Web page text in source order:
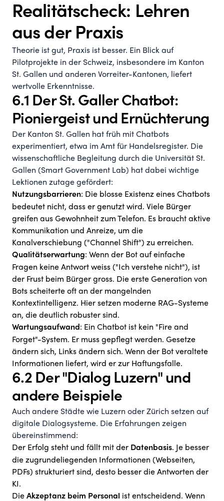
Realitätscheck: Lehren
aus der Praxis
Theorie ist gut, Praxis ist besser. Ein Blick auf
Pilotprojekte in der Schweiz, insbesondere im Kanton
St. Gallen und anderen Vorreiter-Kantonen, liefert
wertvolle Erkenntnisse.
6.1 Der St. Galler Chatbot:
Pioniergeist und Ernüchterung
Der Kanton St. Gallen hat früh mit Chatbots
experimentiert, etwa im Amt für Handelsregister. Die
wissenschaftliche Begleitung durch die Universität St.
Gallen (Smart Government Lab) hat dabei wichtige
Lektionen zutage gefördert:
Nutzungsbarrieren: Die blosse Existenz eines Chatbots
bedeutet nicht, dass er genutzt wird. Viele Bürger
greifen aus Gewohnheit zum Telefon. Es braucht aktive
Kommunikation und Anreize, um die
Kanalverschiebung ("Channel Shift") zu erreichen.
Qualitätserwartung: Wenn der Bot auf einfache
Fragen keine Antwort weiss ("Ich verstehe nicht"), ist
der Frust beim Bürger gross. Die erste Generation von
Bots scheiterte oft an der mangelnden
Kontextintelligenz. Hier setzen moderne RAG-Systeme
an, die deutlich robuster sind.
Wartungsaufwand : Ein Chatbot ist kein "Fire and
Forget"-System. Er muss gepflegt werden. Gesetze
ändern sich, Links ändern sich. Wenn der Bot veraltete
Informationen liefert, wird er zur Haftungsfalle.
6.2 Der "Dialog Luzern" und
andere Beispiele
Auch andere Städte wie Luzern oder Zürich setzen auf
digitale Dialogsysteme. Die Erfahrungen zeigen
übereinstimmend:
Der Erfolg steht und fällt mit der Datenbasis. Je besser
die zugrundeliegenden Informationen (Webseiten,
PDFs) strukturiert sind, desto besser die Antworten der
KI.
Die Akzeptanz beim Personal
ist entscheidend. Wenn